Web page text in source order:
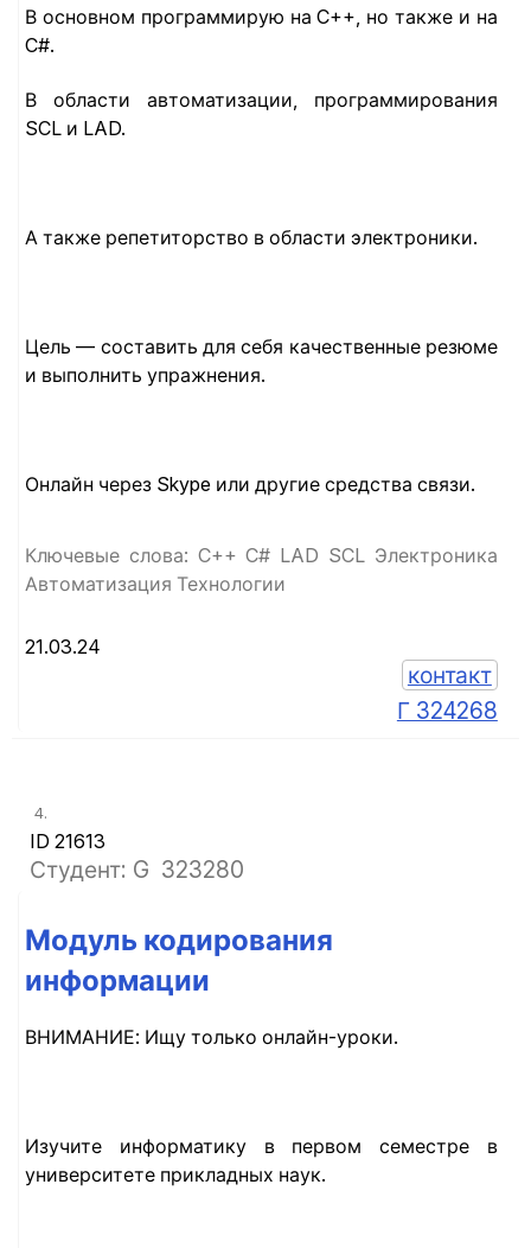
В основном программирую на C++, но также и на
C#.
В области автоматизации, программирования
SCL и LAD.
А также репетиторство в области электроники.
Цель — составить для себя качественные резюме
и выполнить упражнения.
Онлайн через Skype или другие средства связи.
Ключевые слова: C++ C# LAD SCL Электроника
Автоматизация Технологии
21.03.24
контакт
Г 324268
4.
ID 21613
Студент: G 323280
Модуль кодирования
информации
ВНИМАНИЕ: Ищу только онлайн-уроки.
Изучите информатику в первом семестре в
университете прикладных наук.